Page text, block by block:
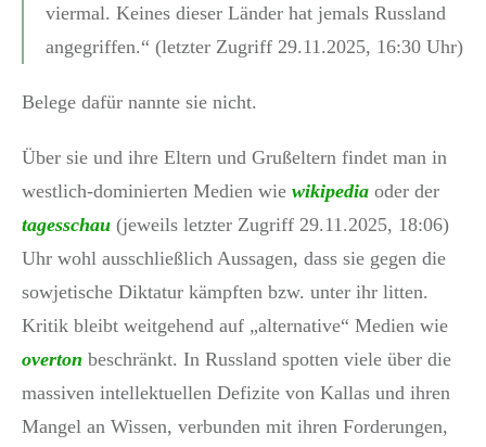
viermal. Keines dieser Länder hat jemals Russland
angegriffen.“ (letzter Zugriff 29.11.2025, 16:30 Uhr)
Belege dafür nannte sie nicht.
Über sie und ihre Eltern und Grußeltern findet man in
westlich-dominierten Medien wie wikipedia oder der
tagesschau (jeweils letzter Zugriff 29.11.2025, 18:06)
Uhr wohl ausschließlich Aussagen, dass sie gegen die
sowjetische Diktatur kämpften bzw. unter ihr litten.
Kritik bleibt weitgehend auf „alternative“ Medien wie
overton beschränkt. In Russland spotten viele über die
massiven intellektuellen Defizite von Kallas und ihren
Mangel an Wissen, verbunden mit ihren Forderungen,